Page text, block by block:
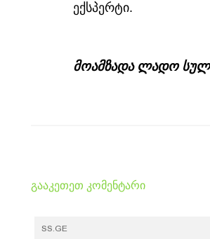
ექსპერტი.
მოამზადა ლადო
გააკეთეთ კომენტარი
SS.GE